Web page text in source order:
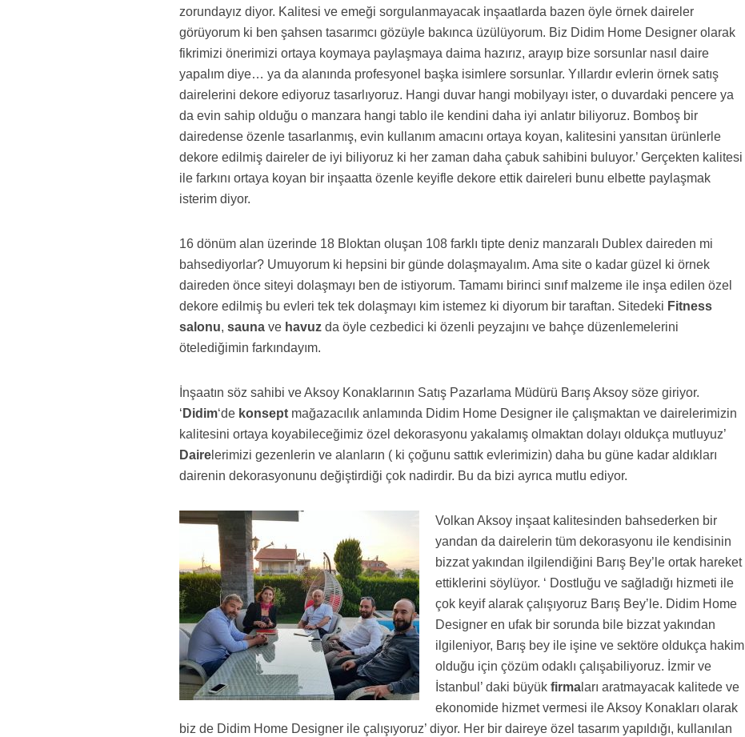
zorundayız diyor. Kalitesi ve emeği sorgulanmayacak inşaatlarda bazen öyle örnek daireler
görüyorum ki ben şahsen tasarımcı gözüyle bakınca üzülüyorum. Biz Didim Home Designer olarak
fikrimizi önerimizi ortaya koymaya paylaşmaya daima hazırız, arayıp bize sorsunlar nasıl daire
yapalım diye… ya da alanında profesyonel başka isimlere sorsunlar. Yıllardır evlerin örnek satış
dairelerini dekore ediyoruz tasarlıyoruz. Hangi duvar hangi mobilyayı ister, o duvardaki pencere ya
da evin sahip olduğu o manzara hangi tablo ile kendini daha iyi anlatır biliyoruz. Bomboş bir
dairedense özenle tasarlanmış, evin kullanım amacını ortaya koyan, kalitesini yansıtan ürünlerle
dekore edilmiş daireler de iyi biliyoruz ki her zaman daha çabuk sahibini buluyor.’ Gerçekten kalitesi
ile farkını ortaya koyan bir inşaatta özenle keyifle dekore ettik daireleri bunu elbette paylaşmak
isterim diyor.
16 dönüm alan üzerinde 18 Bloktan oluşan 108 farklı tipte deniz manzaralı Dublex daireden mi
bahsediyorlar? Umuyorum ki hepsini bir günde dolaşmayalım. Ama site o kadar güzel ki örnek
daireden önce siteyi dolaşmayı ben de istiyorum. Tamamı birinci sınıf malzeme ile inşa edilen özel
dekore edilmiş bu evleri tek tek dolaşmayı kim istemez ki diyorum bir taraftan. Sitedeki Fitness
salonu,sauna ve havuz da öyle cezbedici ki özenli peyzajını ve bahçe düzenlemelerini
ötelediğimin farkındayım.
İnşaatın söz sahibi ve Aksoy Konaklarının Satış Pazarlama Müdürü Barış Aksoy söze giriyor.
‘ Didim‘de konsept mağazacılık anlamında Didim Home Designer ile çalışmaktan ve dairelerimizin
kalitesini ortaya koyabileceğimiz özel dekorasyonu yakalamış olmaktan dolayı oldukça mutluyuz’
Daire lerimizi gezenlerin ve alanların ( ki çoğunu sattık evlerimizin) daha bu güne kadar aldıkları
dairenin dekorasyonunu değiştirdiği çok nadirdir. Bu da bizi ayrıca mutlu ediyor.
Volkan Aksoy inşaat kalitesinden bahsederken bir
yandan da dairelerin tüm dekorasyonu ile kendisinin
bizzat yakından ilgilendiğini Barış Bey’le ortak hareket
ettiklerini söylüyor. ‘ Dostluğu ve sağladığı hizmeti ile
çok keyif alarak çalışıyoruz Barış Bey’le. Didim Home
Designer en ufak bir sorunda bile bizzat yakından
ilgileniyor, Barış bey ile işine ve sektöre oldukça hakim
olduğu için çözüm odaklı çalışabiliyoruz. İzmir ve
İstanbul’ daki büyükfirma ları aratmayacak kalitede ve
ekonomide hizmet vermesi ile Aksoy Konakları olarak
biz de Didim Home Designer ile çalışıyoruz’ diyor. Her bir daireye özel tasarım yapıldığı, kullanılan